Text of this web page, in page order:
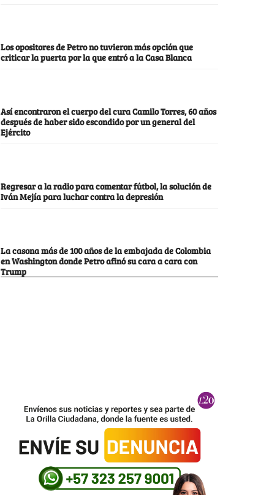
Los opositores de Petro no tuvieron más opción que
criticar la puerta por la que entró a la Casa Blanca
Así encontraron el cuerpo del cura Camilo Torres, 60 años
después de haber sido escondido por un general del
Ejército
Regresar a la radio para comentar fútbol, la solución de
Iván Mejía para luchar contra la depresión
La casona más de 100 años de la embajada de Colombia
en Washington donde Petro afinó su cara a cara con
Trump